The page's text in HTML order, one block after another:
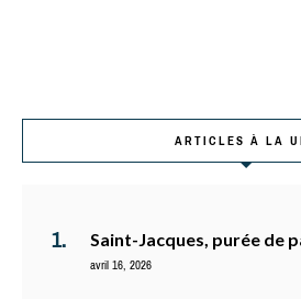
ARTICLES À LA
Saint-Jacques, purée de
avril 16, 2026